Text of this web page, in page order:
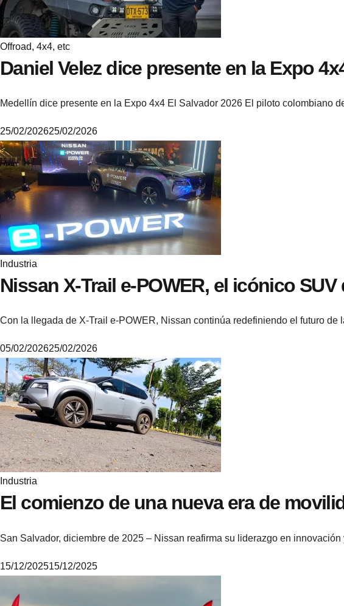
Offroad, 4x4, etc
Daniel Velez dice presente en la Expo
Medellín dice presente en la Expo 4x4 El Salvador 2026 El piloto colombiano
M
i
k
e
25/02/202625/02/2026
Industria
Nissan X-Trail e-POWER, el icónico
Con la llegada de X-Trail e-POWER, Nissan continúa redefiniendo el futuro
M
i
k
e
05/02/202625/02/2026
Industria
El comienzo de una nueva era de
San Salvador, diciembre de 2025 – Nissan reafirma su liderazgo en
15/12/202515/12/2025